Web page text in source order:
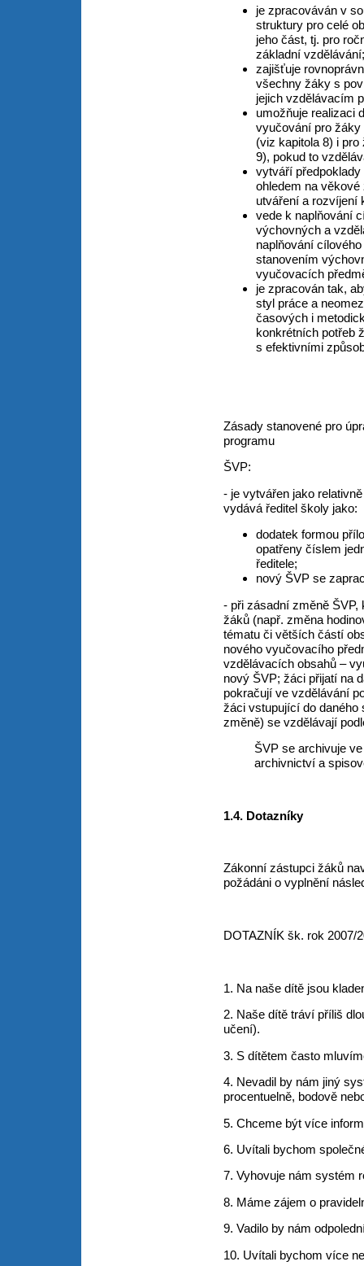
je zpracováván v
struktury pro celé
jeho část, tj. pro
základní vzdělávání;
zajišťuje
všechny žáky s
jejich vzdělávacím
umožňuje realizaci
vyučování pro
(viz kapitola 8) i
9), pokud to
vytváří
ohledem na
utváření a rozvíjení
vede k naplňování
výchovných a
naplňování
stanovením
vyučovacích
je zpracován tak,
styl práce a
časových i
konkrétních potřeb
s efektivními
Zásady stanovené pro
programu
ŠVP:
- je vytvářen jako
vydává ředitel školy jako:
dodatek formou
opatřeny číslem
ředitele;
nový ŠVP se
- při zásadní změně
žáků (např. změna
tématu či větších částí
nového vyučovacího
vzdělávacích obsahů –
nový ŠVP; žáci přijatí na
pokračují ve vzdělávání
žáci vstupující do daného
změně) se vzdělávají
ŠVP se archivuje
archivnictví a
1.4. Dotazníky
Zákonní zástupci žáků
požádáni o vyplnění
DOTAZNÍK šk. rok 2007/
1. Na naše dítě jsou
2. Naše dítě tráví příliš
učení).
3. S dítětem často
4. Nevadil by nám jiný
procentuelně, bodově
5. Chceme být více
6. Uvítali bychom
7. Vyhovuje nám systém
8. Máme zájem o
9. Vadilo by nám
10. Uvítali bychom více